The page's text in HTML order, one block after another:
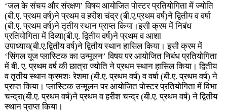
‘जल के संचय और संरक्षण’ विषय आयोजित पोस्टर प्रतियोगिता में ज्योति
(बी.ए. प्रथम वर्ष)ने प्रथम व हरीश चंद्र (बी.ए.प्रथम वर्ष)ने द्वितीय व वर्षा
(बी.ए. प्रथम वर्ष)ने तृतीय स्थान प्राप्त किया।इसी क्रम में निबंध
प्रतियोगिता में दिव्या(बी.ए. द्वितीय वर्ष)ने प्रथम व आशा
उपाध्याय(बी.ए.द्वितीय वर्ष)ने द्वितीय स्थान हासिल किया। इसी क्रम में
‘सिंगल यूज प्लास्टिक का उन्मूलन’ विषय पर आयोजित निबंध प्रतियोगिता
में बी. ए. प्रथम वर्ष की छात्रा ज्योति ने प्रथम स्थान हासिल किया। द्वितीय
व तृतीय स्थान क्रमशः रेशमा (बी.ए. प्रथम वर्ष) व वर्षा (बी.ए. प्रथम वर्ष) ने
प्राप्त किया। प्लास्टिक उन्मूलन पर आयोजित पोस्टर प्रतियोगिता में विभा
चन्द्रा(बी.ए. प्रथम वर्ष)ने प्रथम व हरीश चन्द्र (बी.ए. प्रथम वर्ष) ने द्वितीय
स्थान प्राप्त किया।